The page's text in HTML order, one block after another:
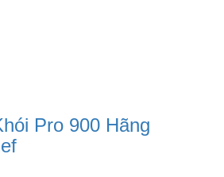
Pro 900 Hãng